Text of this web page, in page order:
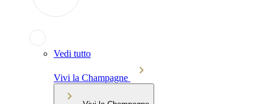
Vedi tutto
Vivi la Champagne